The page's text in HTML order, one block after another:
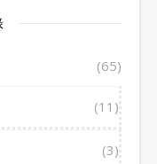
(65)
(11)
(3)